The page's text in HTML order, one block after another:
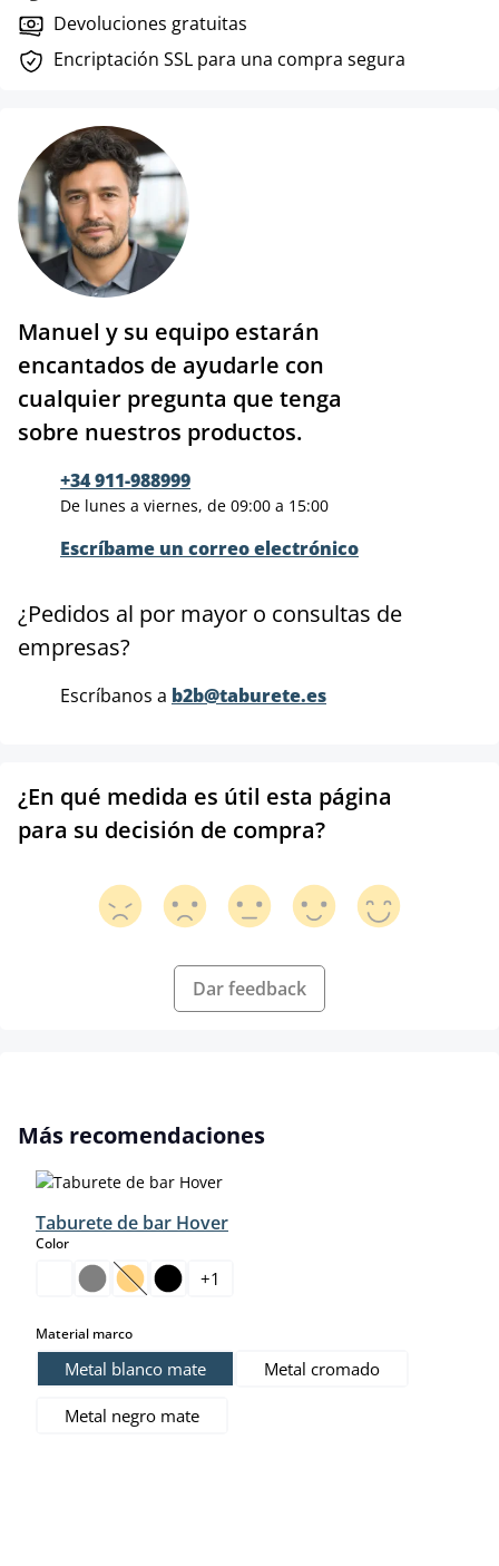
Devoluciones gratuitas
Encriptación SSL para una compra segura
Manuel y su equipo estarán
encantados de ayudarle con
cualquier pregunta que tenga
sobre nuestros productos.
+34 911-988999
De lunes a viernes, de 09:00 a 15:00
Escríbame un correo electrónico
¿Pedidos al por mayor o consultas de
empresas?
Escríbanos a b2b@taburete.es
¿En qué medida es útil esta página
para su decisión de compra?
Dar feedback
Omitir la galería de productos
Más recomendaciones
Taburete de bar Hover
Colorselect
(Esta opción no está disponible en este momento.)
+1
Material marcoselect
Metal blanco mate Metal cromado
Metal negro mate